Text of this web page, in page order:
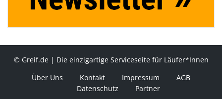
© Greif.de | Die einzigartige Serviceseite für Läufer*Innen
Über Uns
Kontakt Impressum
AGB
Datenschutz
Partner